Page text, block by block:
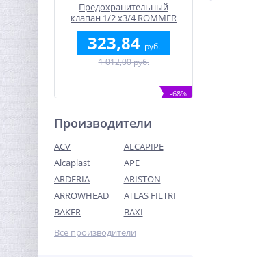
Предохранительный
клапан 1/2 x3/4 ROMMER
для отопления 2,5 бар
323,84 руб.
1 012,00 руб.
-68%
Американка с плоской
прокладкой 1" x 1" ВН
латунь UNI-FITT
735,68
Производители
ACV
ALCAPIPE
Alcaplast
APE
ARDERIA
ARISTON
ARROWHEAD
ATLAS FILTRI
BAKER
BAXI
Все производители